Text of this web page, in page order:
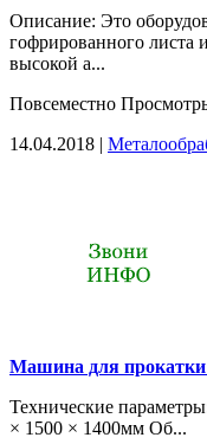
Описание: Это
гофрированного листа
высокой а...
Повсеместно
14.04.2018 |
Машина для прокатки
Технические
× 1500 × 1400мм Об...